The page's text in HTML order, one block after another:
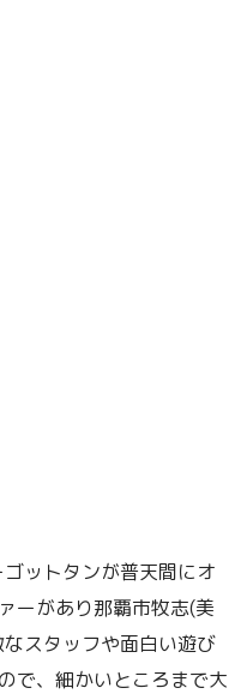
ットタンが普天間にオ
ーがあり那覇市牧志(美
スタッフや面白い遊び
で、細かいところまで大